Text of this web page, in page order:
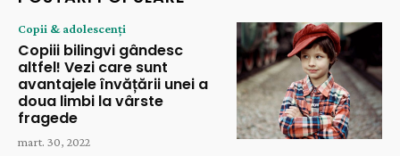
Copii & adolescenți
Copiii bilingvi gândesc
altfel! Vezi care sunt
avantajele învățării unei a
doua limbi la vârste
fragede
mart. 30, 2022